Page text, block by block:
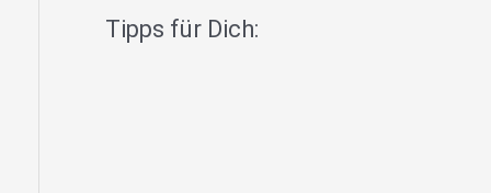
Tipps für Dich: